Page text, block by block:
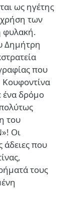
ως ηγέτης
χρήση των
φυλακή.
Δημήτρη
που
Κουφοντίνα
ένα δρόμο
του
Οι
άδειες που
τους